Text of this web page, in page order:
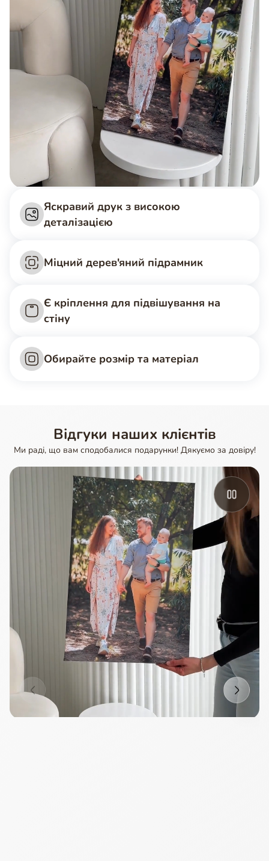
Яскравий друк з високою
деталізацією
Міцний дерев'яний підрамник
Є кріплення для підвішування на
стіну
Обирайте розмір та матеріал
Відгуки наших клієнтів
Ми раді, що вам сподобалися подарунки! Дякуємо за довіру!